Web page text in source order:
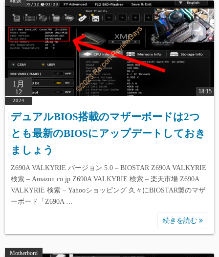
1月
12
2024
18:15
デュアルBIOS搭載のマザーボードは2つ
とも最新のBIOSにアップデートしておき
ましょう
Z690A VALKYRIE バージョン 5.0 – BIOSTAR Z690A VALKYRIE
検索 – Amazon.co.jp Z690A VALKYRIE 検索 – 楽天市場 Z690A
VALKYRIE 検索 – Yahooショッピング 久々にBIOSTAR製のマザ
ーボード「Z690A …
続きを読む
Motherbord